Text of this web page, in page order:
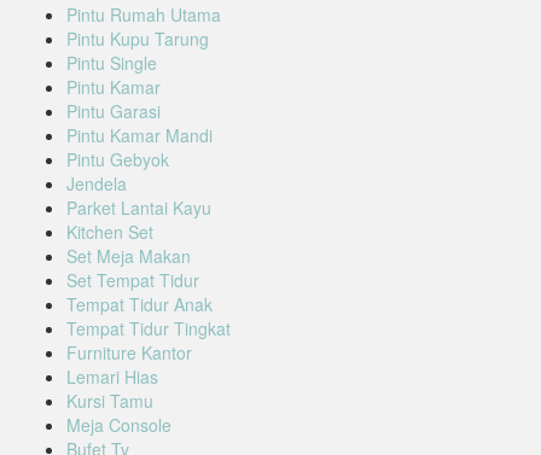
Pintu Rumah Utama
Pintu Kupu Tarung
Pintu Single
Pintu Kamar
Pintu Garasi
Pintu Kamar Mandi
Pintu Gebyok
Jendela
Parket Lantai Kayu
Kitchen Set
Set Meja Makan
Set Tempat Tidur
Tempat Tidur Anak
Tempat Tidur Tingkat
Furniture Kantor
Lemari Hias
Kursi Tamu
Meja Console
Bufet Tv